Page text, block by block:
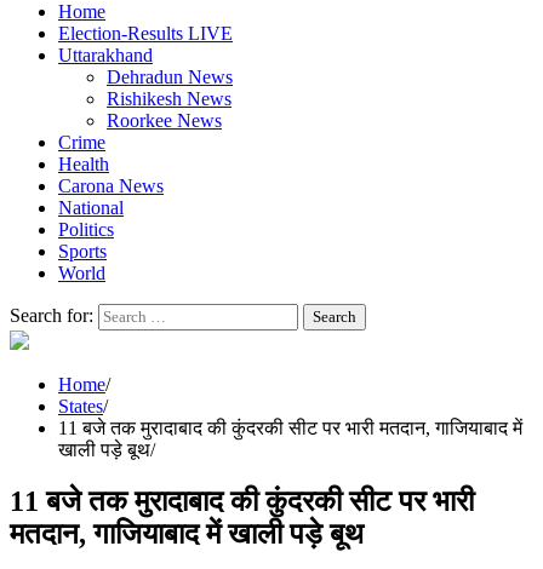
Home
Election-Results LIVE
Uttarakhand
Dehradun News
Rishikesh News
Roorkee News
Crime
Health
Carona News
National
Politics
Sports
World
Search for:
Home
States
11 बजे तक मुरादाबाद की कुंदरकी सीट पर भारी मतदान, गाजियाबाद में
खाली पड़े बूथ
11 बजे तक मुरादाबाद की कुंदरकी सीट पर भारी
मतदान, गाजियाबाद में खाली पड़े बूथ